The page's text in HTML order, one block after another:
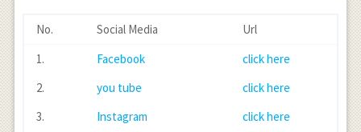
No. Social Media
Url
1.
Facebook
click here
2.
you tube
click here
3.
Instagram
click here